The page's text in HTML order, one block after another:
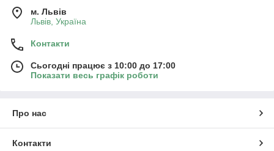
м. Львів
Львів, Україна
Контакти
Сьогодні працює з 10:00 до 17:00
Показати весь графік роботи
Про нас
Контакти